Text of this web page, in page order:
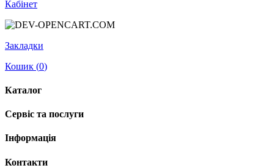
Кабінет
Закладки
Кошик (0)
Каталог
Сервіс та послуги
Інформація
Контакти